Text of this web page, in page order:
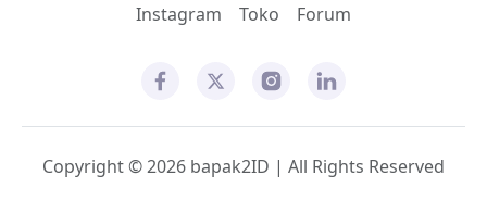
Instagram
Toko Forum
Copyright © 2026 bapak2ID | All Rights Reserved